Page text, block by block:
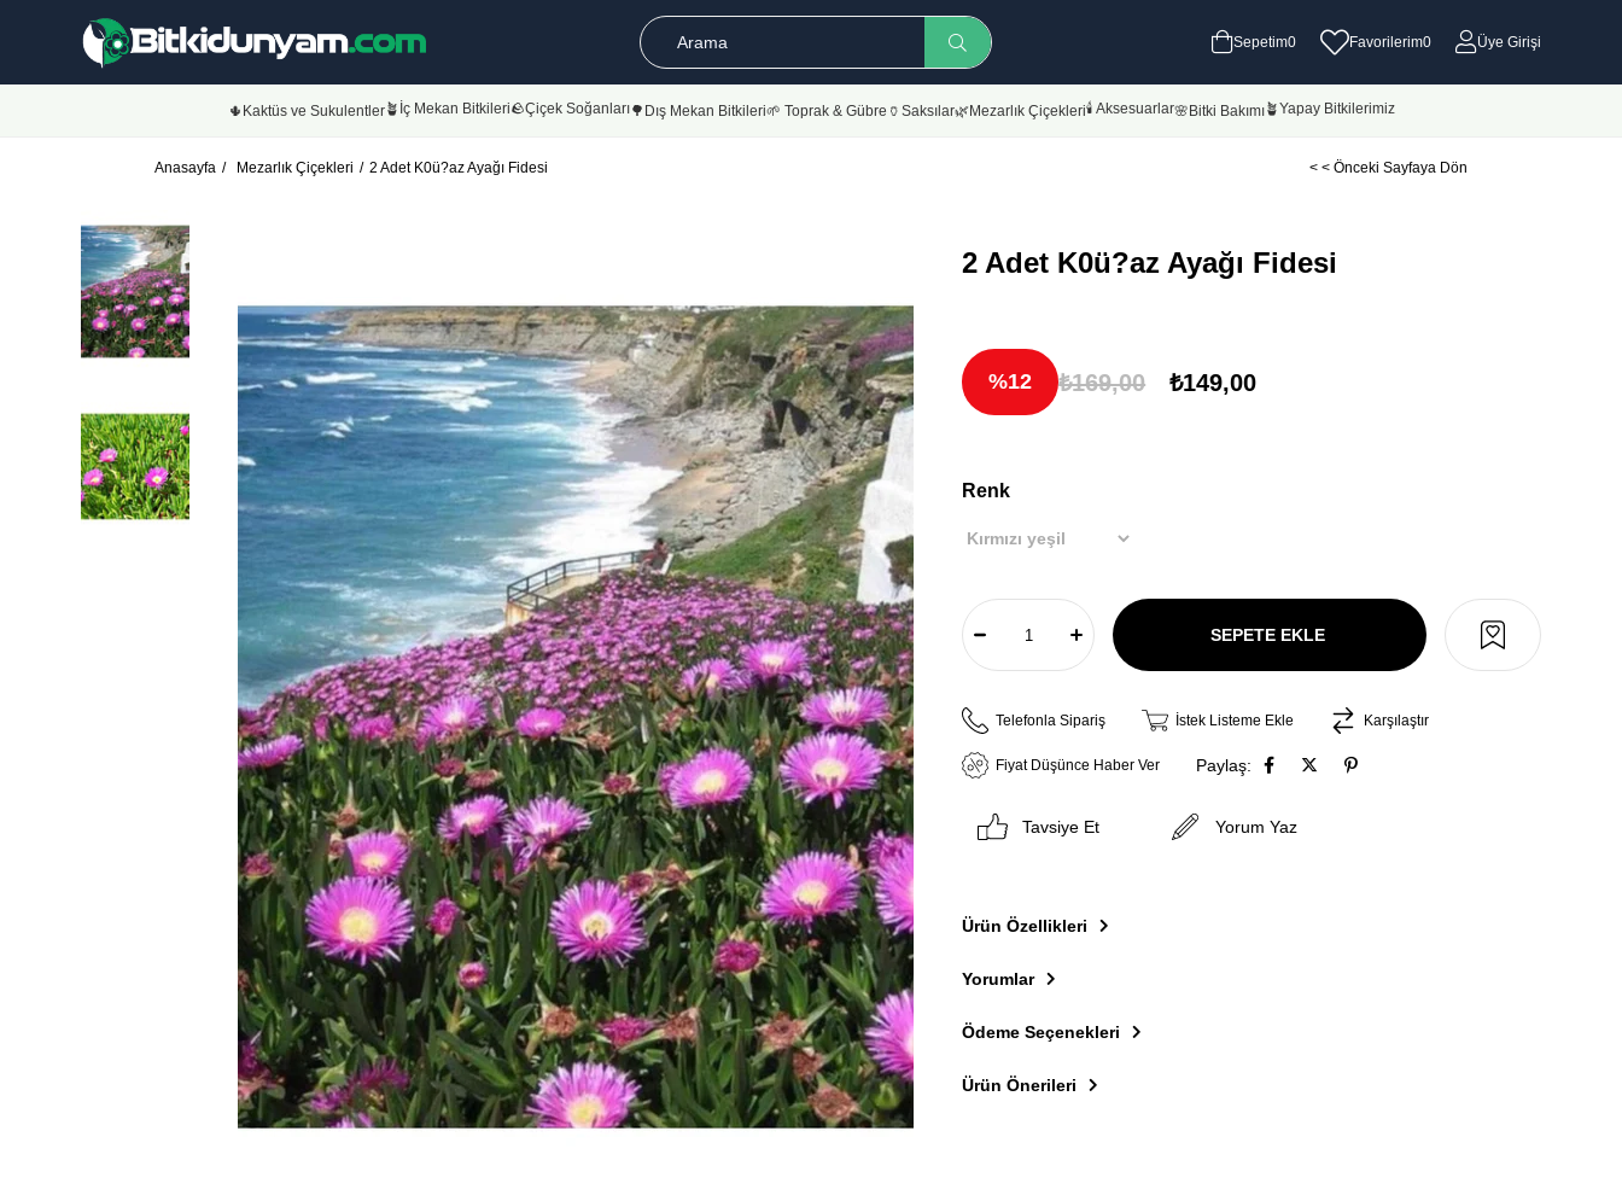
Sepetim0 Favorilerim0 Üye Girişi
🌵Kaktüs ve Sukulentler🪴İç Mekan Bitkileri🪨Çiçek Soğanları🌳Dış Mekan Bitkileri🌱 Toprak & Gübre 🏺Saksılar🌿Mezarlık Çiçekleri🕯 Aksesuarlar🌸Bitki Bakımı🪴Yapay Bitkilerimiz
Anasayfa Mezarlık Çiçekleri 2 Adet K0ü?az Ayağı Fidesi < < Önceki Sayfaya Dön
2 Adet K0ü?az Ayağı Fidesi
12 ₺169,00 ₺149,00
Renk
Telefonla Sipariş İstek Listeme Ekle Karşılaştır
Fiyat Düşünce Haber Ver Paylaş:
Tavsiye Et Yorum Yaz
Ürün Özellikleri
Yorumlar
Ödeme Seçenekleri
Ürün Önerileri